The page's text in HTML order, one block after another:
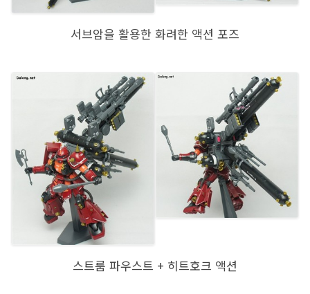
서브암을 활용한 화려한 액션 포즈
스트룸 파우스트 + 히트호크 액션